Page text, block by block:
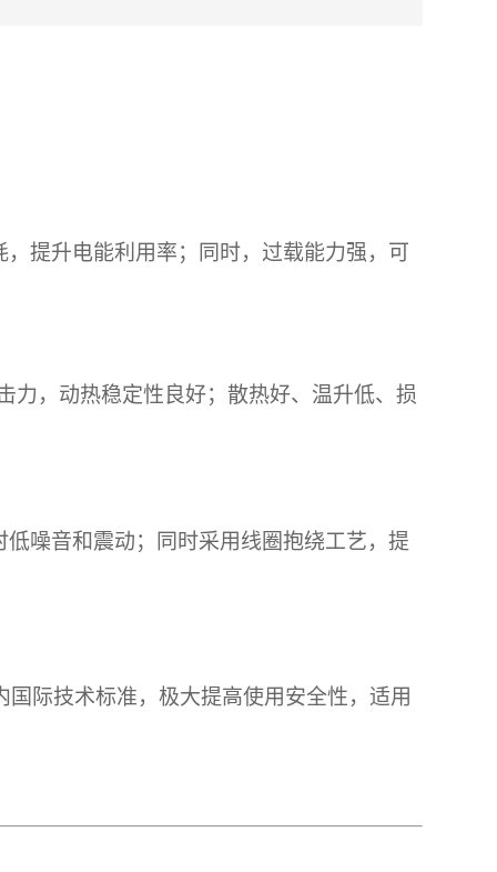
提升电能利用率；同时，过载能力强，可
力，动热稳定性良好；散热好、温升低、损
噪音和震动；同时采用线圈抱绕工艺，提
际技术标准，极大提高使用安全性，适用